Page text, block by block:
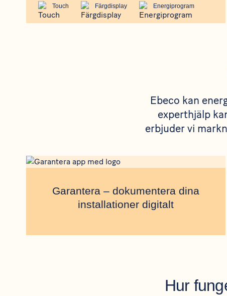
Touch Färgdisplay Energiprogram
Ebeco kan
experthjälp
erbjuder vi
Garantera – dokumentera dina
installationer digitalt
Hur